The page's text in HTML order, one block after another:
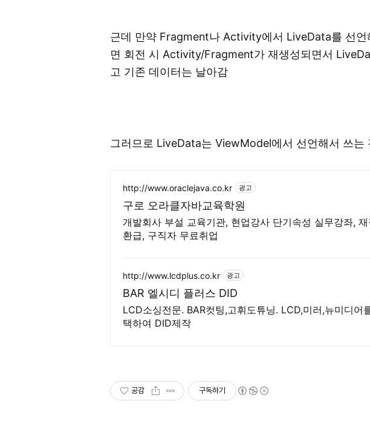
근데 만약 Fragment나 Activity에서 LiveData를 선언
면 회전 시 Activity/Fragment가 재생성되면서
고 기존 데이터는 날아감
그러므로 LiveData는 ViewModel에서 선언해서 쓰는
http://www.oraclejava.co.kr 광고
구로 오라클자바교육학원
개발회사 부설 교육기관, 현업강사 단기속성 실무강좌,
환급, 구직자 무료취업
http://www.lcdplus.co.kr 광고
BAR 엘시디 플러스 DID
LCD소싱전문. BAR컷팅,고휘도튜닝. LCD,미러,뉴미디어
택하여 DID제작
공감 구독하기